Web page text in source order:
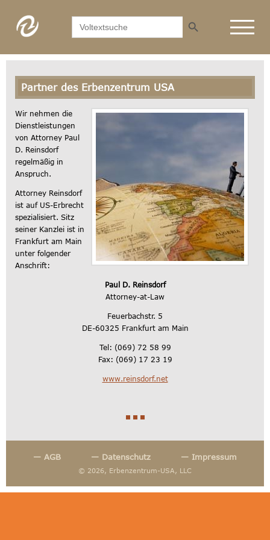
Search
for:
Search Button
Partner des Erbenzentrum USA
Wir nehmen die
Dienstleistungen
von Attorney Paul
D. Reinsdorf
regelmäßig in
Anspruch.
Attorney Reinsdorf
ist auf US-Erbrecht
spezialisiert. Sitz
seiner Kanzlei ist in
Frankfurt am Main
unter folgender
Anschrift:
Paul D. Reinsdorf
Attorney-at-Law
Feuerbachstr. 5
DE-60325 Frankfurt am Main
Tel: (069) 72 58 99
Fax: (069) 17 23 19
www.reinsdorf.net
© 2026, Erbenzentrum-USA, LLC
— AGB — Datenschutz — Impressum